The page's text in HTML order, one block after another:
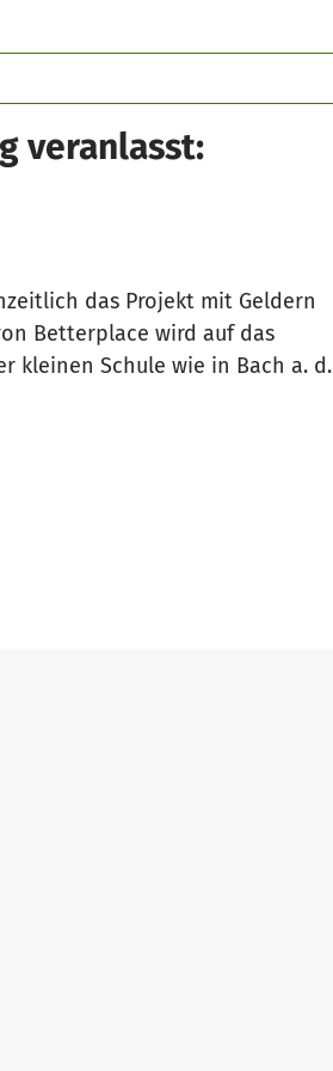
veranlasst:
das Projekt mit Geldern
Betterplace wird auf das
kleinen Schule wie in Bach a. d.